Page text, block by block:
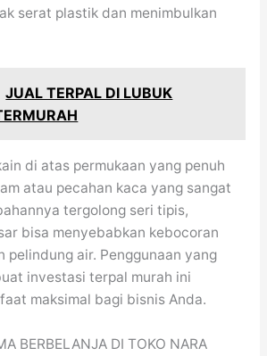
serat plastik dan menimbulkan
JUAL TERPAL DI LUBUK
di atas permukaan yang penuh
atau pecahan kaca yang sangat
tergolong seri tipis,
bisa menyebabkan kebocoran
pelindung air. Penggunaan yang
investasi terpal murah ini
maksimal bagi bisnis Anda.
BERBELANJA DI TOKO NARA